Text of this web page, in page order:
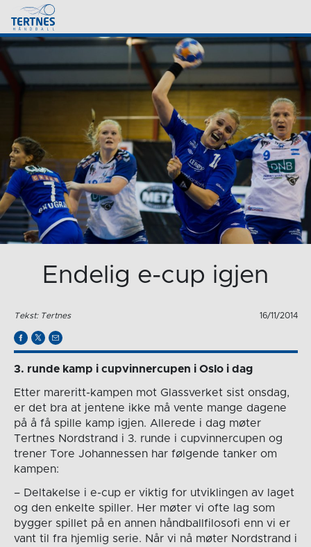
Endelig e-cup igjen
Tekst: Tertnes 16/11/2014
3. runde kamp i cupvinnercupen i Oslo i dag
Etter mareritt-kampen mot Glassverket sist onsdag,
er det bra at jentene ikke må vente mange dagene
på å få spille kamp igjen. Allerede i dag møter
Tertnes Nordstrand i 3. runde i cupvinnercupen og
trener Tore Johannessen har følgende tanker om
kampen:
– Deltakelse i e-cup er viktig for utviklingen av laget
og den enkelte spiller. Her møter vi ofte lag som
bygger spillet på en annen håndballfilosofi enn vi er
vant til fra hjemlig serie. Når vi nå møter Nordstrand i